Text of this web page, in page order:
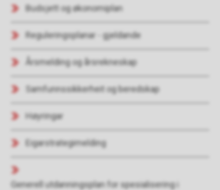
Budsjett og økonomiplan
Reguleringsplanar - gjeldande
Årsmelding og årsrekneskap
Samfunnssikkerheit og beredskap
Høyringar
Eigarstrategimelding
Generell utdanningsplan for spesialisering i